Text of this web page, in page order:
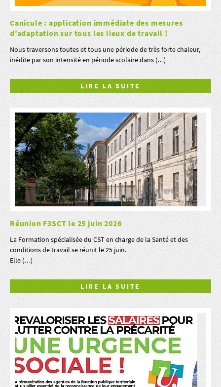
Canicule : application immédiate des mesures
d’adaptation sur tous les lieux de travail !
Nous traversons toutes et tous une période de très forte chaleur,
inédite par son intensité en période scolaire dans (…)
LIRE LA SUITE
Réunion F3SCT le 25 juin 2026
La Formation spécialisée du CST en charge de la Santé et des
conditions de travail se réunit le 25 juin.
Elle (…)
LIRE LA SUITE